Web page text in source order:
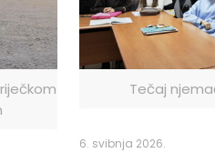
Tečaj
6. svibnja 2026.